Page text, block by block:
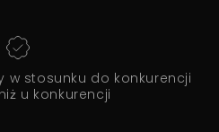
w stosunku do konkurencji
u konkurencji